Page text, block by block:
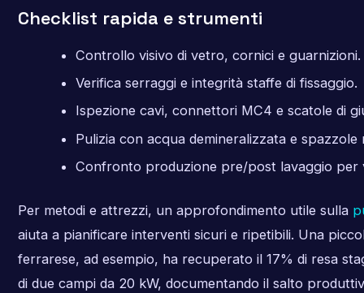
Checklist rapida e strumenti
Controllo visivo di vetro, cornici e guarnizioni.
Verifica serraggi e integrità staffe di fissaggio.
Ispezione cavi, connettori MC4 e scatole di
Pulizia con acqua demineralizzata e spazzole
Confronto produzione pre/post lavaggio per
Per metodi e attrezzi, un approfondimento utile sulla
aiuta a pianificare interventi sicuri e ripetibili. Una
ferrarese, ad esempio, ha recuperato il 17% di resa
di due campi da 20 kW, documentando il salto